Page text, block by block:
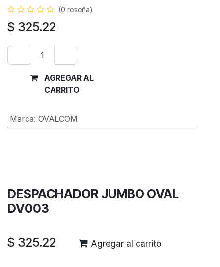
(0 reseña)
$ 325.22
AGREGAR AL
CARRITO
Marca: OVALCOM
DESPACHADOR JUMBO OVAL
DV003
$ 325.22 Agregar al carrito